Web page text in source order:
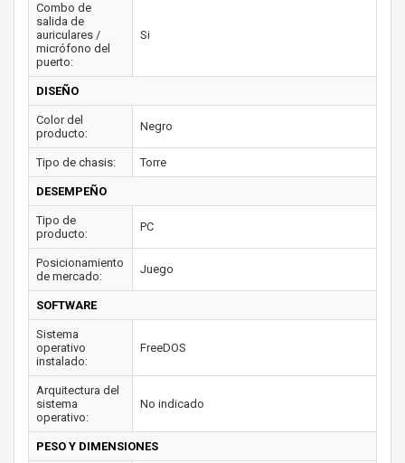
Combo de
salida de
auriculares /
micrófono del
puerto:
Si
DISEÑO
Color del
producto:
Negro
Tipo de chasis: Torre
DESEMPEÑO
Tipo de
producto:
PC
Posicionamiento
de mercado:
Juego
SOFTWARE
Sistema
operativo
instalado:
FreeDOS
Arquitectura del
sistema
operativo:
No indicado
PESO Y DIMENSIONES